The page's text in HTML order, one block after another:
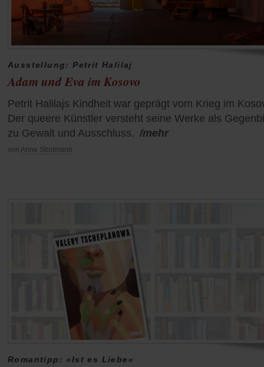
Ausstellung: Petrit Halilaj
Adam und Eva im Kosovo
Petrit Halilajs Kindheit war geprägt vom Krieg im
Der queere Künstler versteht seine Werke als
zu Gewalt und Ausschluss. /mehr
von Anne Strotmann
Romantipp: »Ist es Liebe«